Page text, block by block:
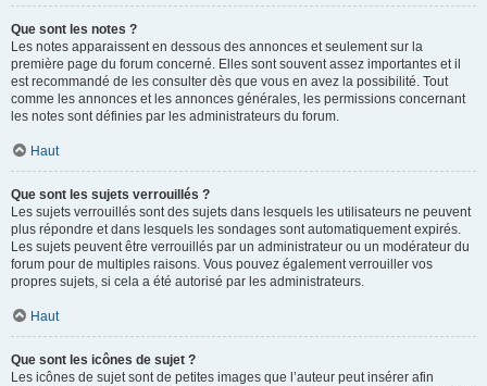
Que sont les notes ?
Les notes apparaissent en dessous des annonces et seulement sur la
première page du forum concerné. Elles sont souvent assez importantes et il
est recommandé de les consulter dès que vous en avez la possibilité. Tout
comme les annonces et les annonces générales, les permissions concernant
les notes sont définies par les administrateurs du forum.
Haut
Que sont les sujets verrouillés ?
Les sujets verrouillés sont des sujets dans lesquels les utilisateurs ne peuvent
plus répondre et dans lesquels les sondages sont automatiquement expirés.
Les sujets peuvent être verrouillés par un administrateur ou un modérateur du
forum pour de multiples raisons. Vous pouvez également verrouiller vos
propres sujets, si cela a été autorisé par les administrateurs.
Haut
Que sont les icônes de sujet ?
Les icônes de sujet sont de petites images que l’auteur peut insérer afin